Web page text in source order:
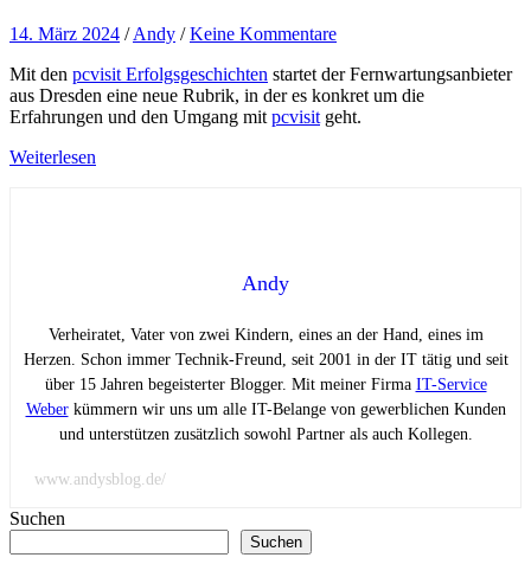
14. März 2024 /Andy /Keine Kommentare
Mit den pcvisit Erfolgsgeschichten startet der Fernwartungsanbieter
aus Dresden eine neue Rubrik, in der es konkret um die
Erfahrungen und den Umgang mit pcvisit geht.
Weiterlesen
Andy
Verheiratet, Vater von zwei Kindern, eines an der Hand, eines im
Herzen. Schon immer Technik-Freund, seit 2001 in der IT tätig und seit
über 15 Jahren begeisterter Blogger. Mit meiner Firma IT-Service
Weberkümmern wir uns um alle IT-Belange von gewerblichen Kunden
und unterstützen zusätzlich sowohl Partner als auch Kollegen.
www.andysblog.de/
Suchen
Suchen